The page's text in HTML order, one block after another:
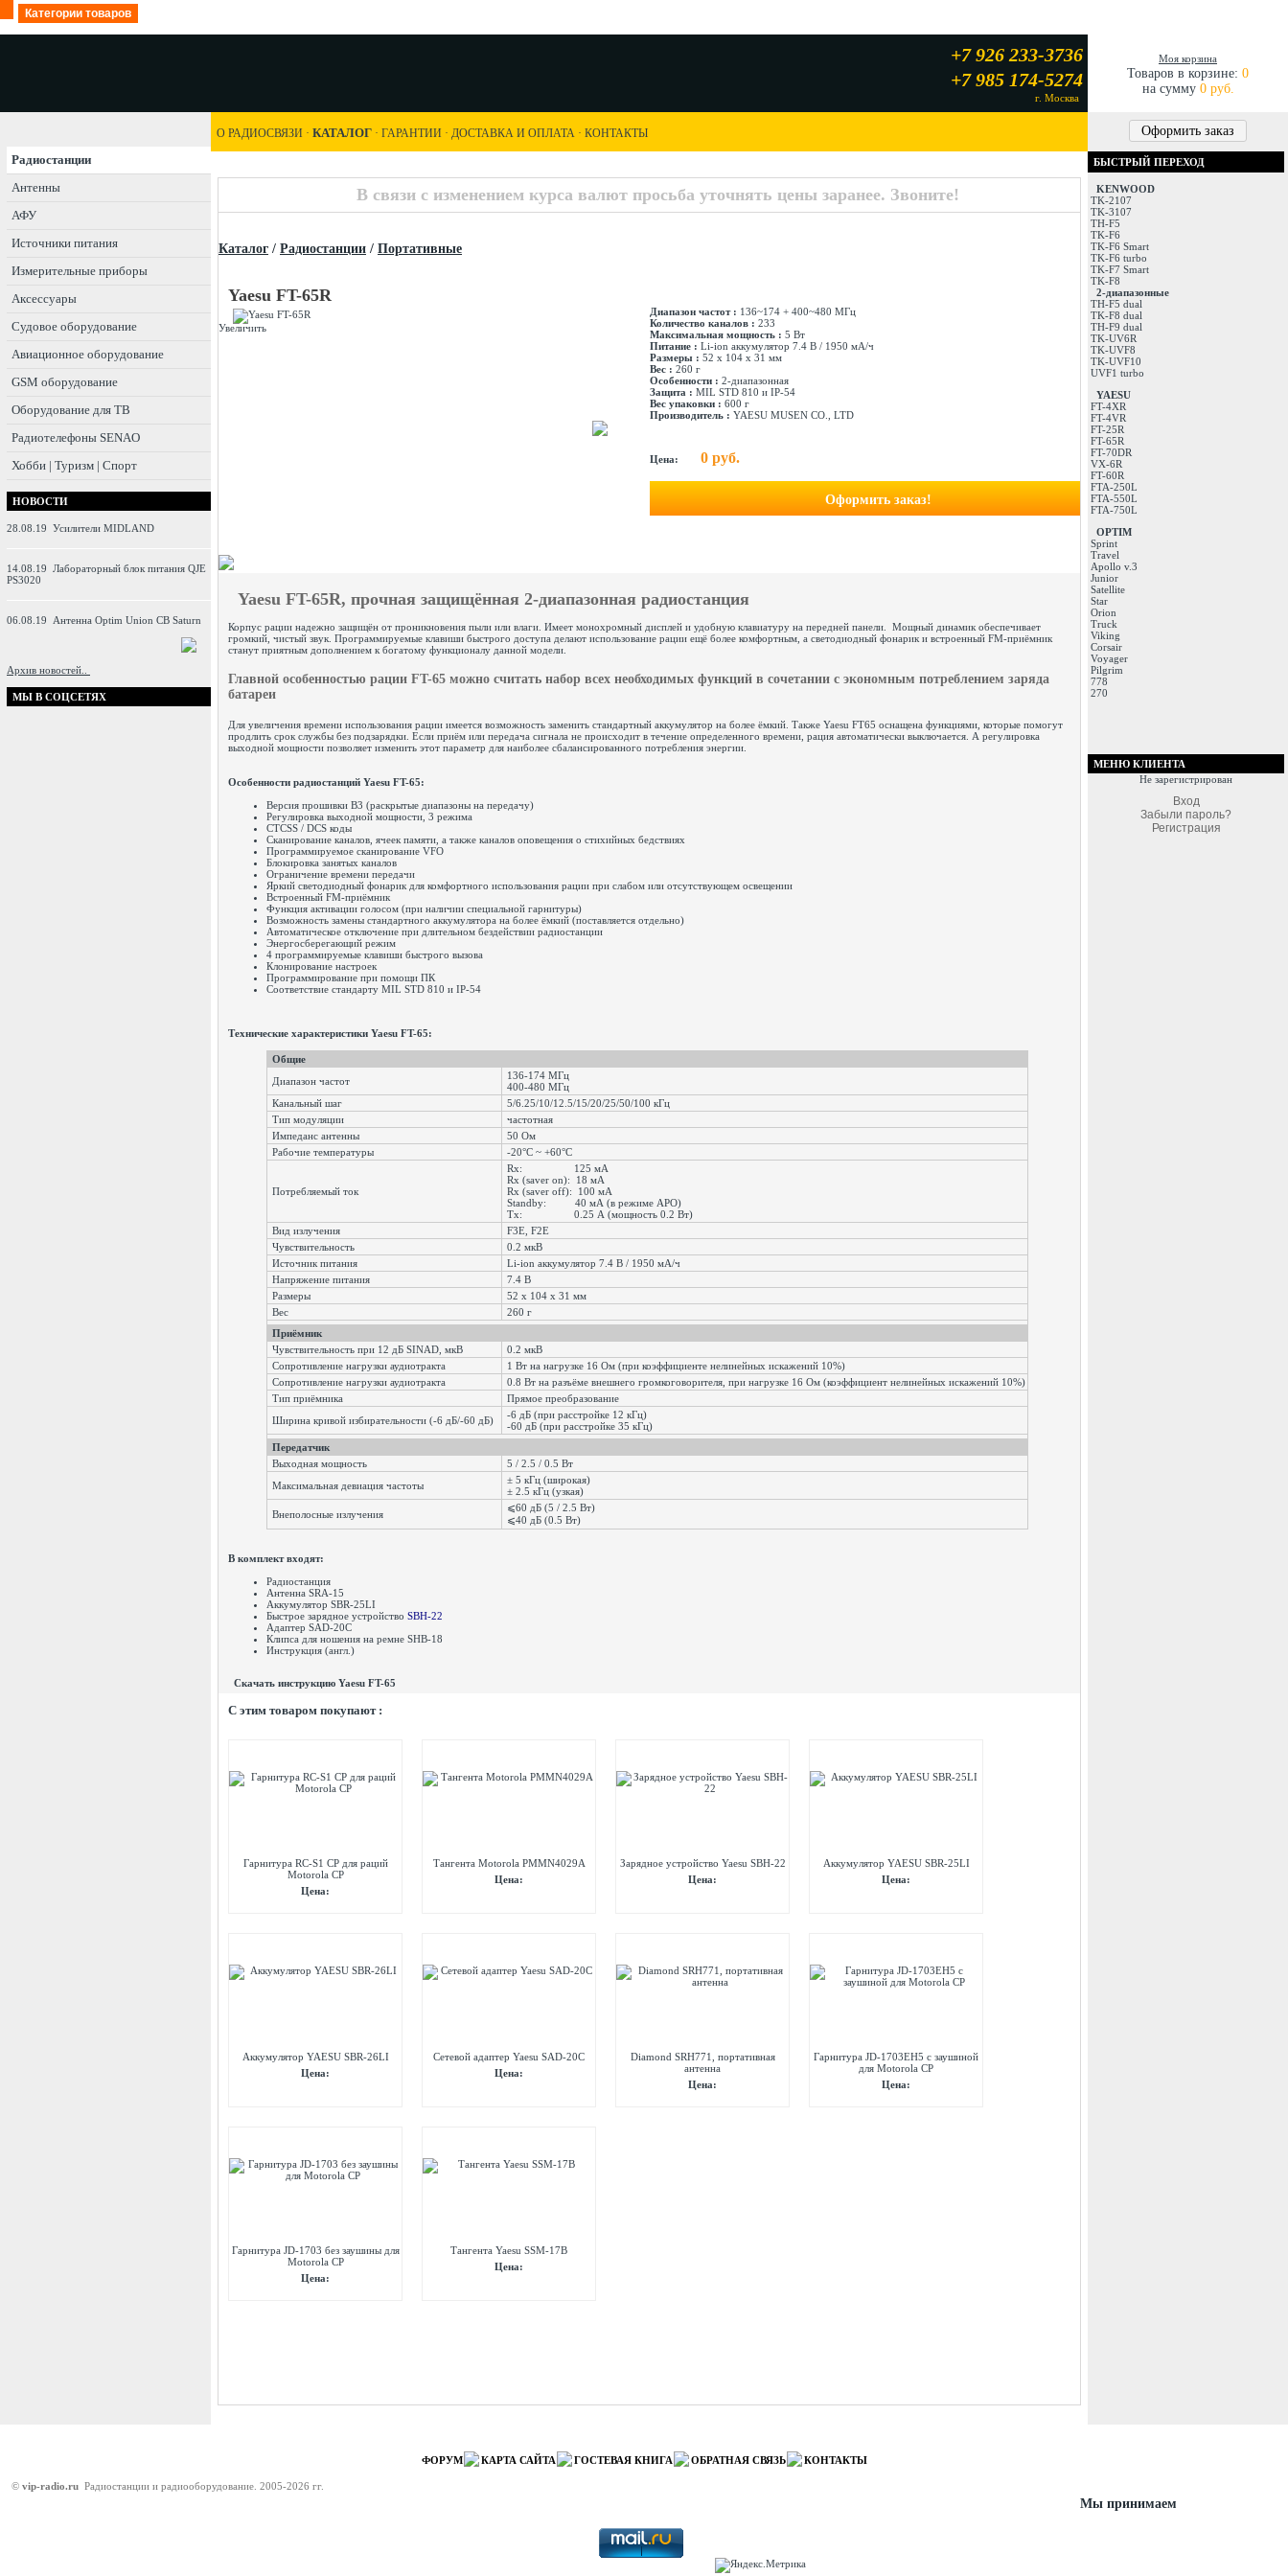
Категории товаров
+7 926 233-3736
+7 985 174-5274
г. Москва
Моя корзина
Товаров в корзине: 0
на сумму 0 руб.
Оформить заказ
Радиостанции
Антенны
АФУ
Источники питания
Измерительные приборы
Аксессуары
Судовое оборудование
Авиационное оборудование
GSM оборудование
Оборудование для ТВ
Радиотелефоны SENAO
Хобби | Туризм | Спорт
НОВОСТИ
28.08.19 Усилители MIDLAND
14.08.19 Лабораторный блок питания QJE
PS3020
06.08.19 Антенна Optim Union CB Saturn
Архив новостей..
МЫ В СОЦСЕТЯХ
О РАДИОСВЯЗИ · КАТАЛОГ · ГАРАНТИИ · ДОСТАВКА И ОПЛАТА · КОНТАКТЫ
В связи с изменением курса валют просьба уточнять цены заранее. Звоните!
Каталог / Радиостанции / Портативные
Yaesu FT-65R
Увеличить
Диапазон частот : 136~174 + 400~480 МГц
Количество каналов : 233
Максимальная мощность : 5 Вт
Питание : Li-ion аккумулятор 7.4 В / 1950 мА/ч
Размеры : 52 х 104 х 31 мм
Вес : 260 г
Особенности : 2-диапазонная
Защита : MIL STD 810 и IP-54
Вес упаковки : 600 г
Производитель : YAESU MUSEN CO., LTD
Цена: 0 руб.
Оформить заказ!
Yaesu FT-65R, прочная защищённая 2-диапазонная радиостанция
Корпус рации надежно защищён от проникновения пыли или влаги. Имеет монохромный дисплей и удобную клавиатуру на передней панели. Мощный динамик обеспечивает
громкий, чистый звук. Программируемые клавиши быстрого доступа делают использование рации ещё более комфортным, а светодиодный фонарик и встроенный FM-приёмник
станут приятным дополнением к богатому функционалу данной модели.
Главной особенностью рации FT-65 можно считать набор всех необходимых функций в сочетании с экономным потреблением заряда
батареи
Для увеличения времени использования рации имеется возможность заменить стандартный аккумулятор на более ёмкий. Также Yaesu FT65 оснащена функциями, которые помогут
продлить срок службы без подзарядки. Если приём или передача сигнала не происходит в течение определенного времени, рация автоматически выключается. А регулировка
выходной мощности позволяет изменить этот параметр для наиболее сбалансированного потребления энергии.
Особенности радиостанций Yaesu FT-65:
Версия прошивки B3 (раскрытые диапазоны на передачу)
Регулировка выходной мощности, 3 режима
CTCSS / DCS коды
Сканирование каналов, ячеек памяти, а также каналов оповещения о стихийных бедствиях
Программируемое сканирование VFO
Блокировка занятых каналов
Ограничение времени передачи
Яркий светодиодный фонарик для комфортного использования рации при слабом или отсутствующем освещении
Встроенный FM-приёмник
Функция активации голосом (при наличии специальной гарнитуры)
Возможность замены стандартного аккумулятора на более ёмкий (поставляется отдельно)
Автоматическое отключение при длительном бездействии радиостанции
Энергосберегающий режим
4 программируемые клавиши быстрого вызова
Клонирование настроек
Программирование при помощи ПК
Соответствие стандарту MIL STD 810 и IP-54
Технические характеристики Yaesu FT-65:
Общие
Диапазон частот
136-174 МГц
400-480 МГц
Канальный шаг
5/6.25/10/12.5/15/20/25/50/100 кГц
Тип модуляции
частотная
Импеданс антенны
50 Ом
Рабочие температуры
-20°С ~ +60°С
Потребляемый ток
Rx: 125 мА
Rx (saver on): 18 мА
Rx (saver off): 100 мА
Standby: 40 мА (в режиме APO)
Tx: 0.25 А (мощность 0.2 Вт)
Вид излучения
F3E, F2E
Чувствительность
0.2 мкВ
Источник питания
Li-ion аккумулятор 7.4 В / 1950 мА/ч
Напряжение питания
7.4 В
Размеры
52 х 104 х 31 мм
Вес
260 г
Приёмник
Чувствительность при 12 дБ SINAD, мкВ
0.2 мкВ
Сопротивление нагрузки аудиотракта
1 Вт на нагрузке 16 Ом (при коэффициенте нелинейных искажений 10%)
Сопротивление нагрузки аудиотракта
0.8 Вт на разъёме внешнего громкоговорителя, при нагрузке 16 Ом (коэффициент нелинейных искажений 10%)
Тип приёмника
Прямое преобразование
Ширина кривой избирательности (-6 дБ/-60 дБ)
-6 дБ (при расстройке 12 кГц)
-60 дБ (при расстройке 35 кГц)
Передатчик
Выходная мощность
5 / 2.5 / 0.5 Вт
Максимальная девиация частоты
± 5 кГц (широкая)
± 2.5 кГц (узкая)
Внеполосные излучения
⩽60 дБ (5 / 2.5 Вт)
⩽40 дБ (0.5 Вт)
В комплект входят:
Радиостанция
Антенна SRA-15
Аккумулятор SBR-25LI
Быстрое зарядное устройство SBH-22
Адаптер SAD-20C
Клипса для ношения на ремне SHB-18
Инструкция (англ.)
Скачать инструкцию Yaesu FT-65
C этим товаром покупают :
Гарнитура RC-S1 CP для раций
Motorola СР
Цена:
Тангента Motorola PMMN4029A
Цена:
Зарядное устройство Yaesu SBH-22
Цена:
Аккумулятор YAESU SBR-25LI
Цена:
Аккумулятор YAESU SBR-26LI
Цена:
Сетевой адаптер Yaesu SAD-20C
Цена:
Diamond SRH771, портативная
антенна
Цена:
Гарнитура JD-1703EH5 с заушиной
для Motorola CP
Цена:
Гарнитура JD-1703 без заушины для
Motorola CP
Цена:
Тангента Yaesu SSM-17B
Цена:
БЫСТРЫЙ ПЕРЕХОД
KENWOOD
TK-2107
TK-3107
TH-F5
TK-F6
TK-F6 Smart
TK-F6 turbo
TK-F7 Smart
TK-F8
2-диапазонные
TH-F5 dual
TK-F8 dual
TH-F9 dual
TK-UV6R
TK-UVF8
TK-UVF10
UVF1 turbo
YAESU
FT-4XR
FT-4VR
FT-25R
FT-65R
FT-70DR
VX-6R
FT-60R
FTA-250L
FTA-550L
FTA-750L
OPTIM
Sprint
Travel
Apollo v.3
Junior
Satellite
Star
Orion
Truck
Viking
Corsair
Voyager
Pilgrim
778
270
МЕНЮ КЛИЕНТА
Не зарегистрирован
Вход
Забыли пароль?
Регистрация
ФОРУМ КАРТА САЙТА ГОСТЕВАЯ КНИГА ОБРАТНАЯ СВЯЗЬ КОНТАКТЫ
© vip-radio.ru Радиостанции и радиооборудование. 2005-2026 гг.
Мы принимаем